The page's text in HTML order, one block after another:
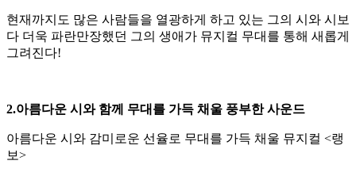
현재까지도 많은 사람들을 열광하게 하고 있는 그의 시와 시보
다 더욱 파란만장했던 그의 생애가 뮤지컬 무대를 통해 새롭게
그려진다!
2.아름다운 시와 함께 무대를 가득 채울 풍부한 사운드
아름다운 시와 감미로운 선율로 무대를 가득 채울 뮤지컬 <랭
보>